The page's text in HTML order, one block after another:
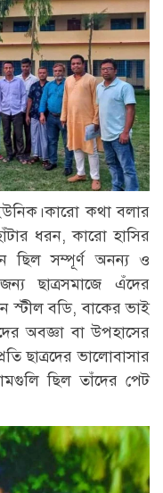
কথা বলার
ধরন, কারো হাসির
ছিল সম্পূর্ণ অনন্য ও
ছাত্রসমাজে এঁদের
স্টীল বডি, বাকের ভাই
অবজ্ঞা বা উপহাসের
ছাত্রদের ভালোবাসার
ছিল তাঁদের পেট